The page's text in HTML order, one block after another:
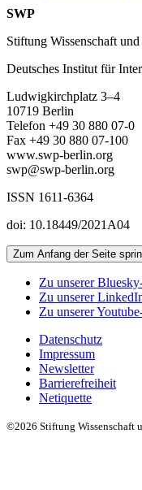
SWP
Stiftung Wissenschaft
Deutsches Institut für
Ludwigkirchplatz 3–4
10719 Berlin
Telefon +49 30 880 07-0
Fax +49 30 880 07-100
www.swp-berlin.org
swp@swp-berlin.org
ISSN 1611-6364
doi: 10.18449/2021A04
Zum Anfang der Seite
Zu unserer
Zu unserer
Zu unserer
Datenschutz
Impressum
Newsletter
Barrierefreiheit
Netiquette
©2026 Stiftung Wissenschaft